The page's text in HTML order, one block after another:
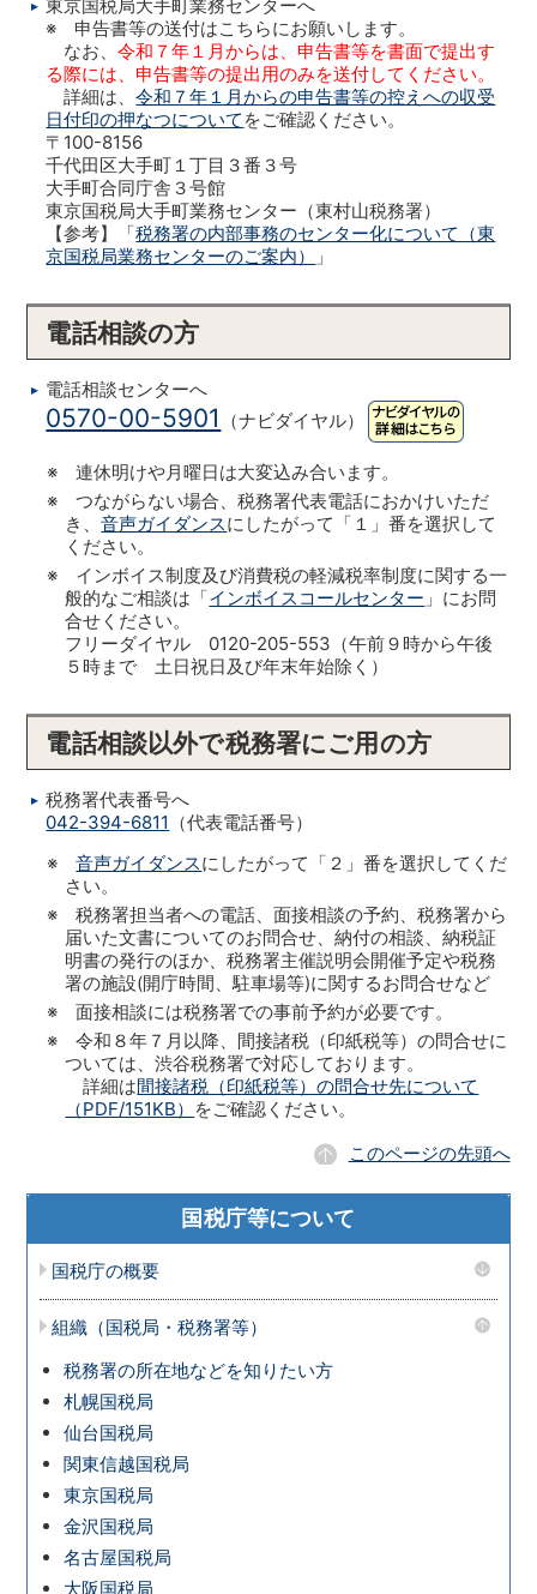
東京国税局大手町業務センターへ
※ 申告書等の送付はこちらにお願いします。
なお、令和７年１月からは、申告書等を書面で提出す
る際には、申告書等の提出用のみを送付してください。
詳細は、令和７年１月からの申告書等の控えへの収受
日付印の押なつについて をご確認ください。
〒100-8156
千代田区大手町１丁目３番３号
大手町合同庁舎３号館
東京国税局大手町業務センター（東村山税務署）
【参考】「税務署の内部事務のセンター化について（東
京国税局業務センターのご案内）
」
電話相談の方
電話相談センターへ
0570-00-5901 （ナビダイヤル）
※ 連休明けや月曜日は大変込み合います。
※ つながらない場合、税務署代表電話におかけいただ
き、音声ガイダンスにしたがって「１」番を選択して
ください。
※ インボイス制度及び消費税の軽減税率制度に関する一
般的なご相談は「インボイスコールセンター 」にお問
合せください。
フリーダイヤル 0120-205-553（午前９時から午後
５時まで 土日祝日及び年末年始除く）
電話相談以外で税務署にご用の方
税務署代表番号へ
042-394-6811 （代表電話番号）
※音声ガイダンスにしたがって「２」番を選択してくだ
さい。
※ 税務署担当者への電話、面接相談の予約、税務署から
届いた文書についてのお問合せ、納付の相談、納税証
明書の発行のほか、税務署主催説明会開催予定や税務
署の施設(開庁時間、駐車場等)に関するお問合せなど
※ 面接相談には税務署での事前予約が必要です。
※ 令和８年７月以降、間接諸税（印紙税等）の問合せに
ついては、渋谷税務署で対応しております。
詳細は間接諸税（印紙税等）の問合せ先について
（PDF/151KB） をご確認ください。
このページの先頭へ
国税庁等について
国税庁の概要
組織（国税局・税務署等）
税務署の所在地などを知りたい方
札幌国税局
仙台国税局
関東信越国税局
東京国税局
金沢国税局
名古屋国税局
大阪国税局